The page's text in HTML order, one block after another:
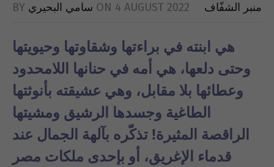
BY سامي البحيري ON 4 AUGUST 2022 منبر الشفّاف
هي ابنته في براءتها وشقاوتها وحيويتها
وحتى دلعها، هي أمه في حنانها اللامحدود
وعطائها بلا مقابل، وهي عشيقته بأنوثتها
الطاغية وجسدها الرشيق ومشيتها
الراقصة المثيرة! تذكّره بآلهة الجمال عند
قدماء الإغريق، أو بإحدى ملكات مصر